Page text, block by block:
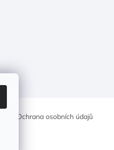
Ochrana osobních údajů